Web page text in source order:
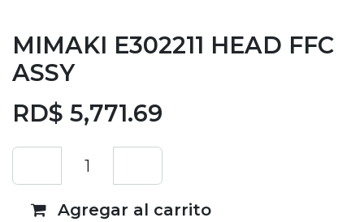
MIMAKI E302211 HEAD FFC
ASSY
RD$ 5,771.69
Agregar al carrito